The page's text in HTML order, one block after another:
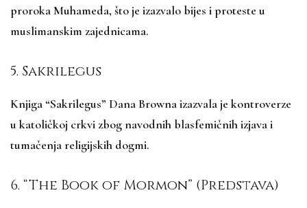
proroka Muhameda, što je izazvalo bijes i proteste u
muslimanskim zajednicama.
5. Sakrilegus
Knjiga “Sakrilegus” Dana Browna izazvala je kontroverze
u katoličkoj crkvi zbog navodnih blasfemičnih izjava i
tumačenja religijskih dogmi.
6. “The Book of Mormon” (Predstava)